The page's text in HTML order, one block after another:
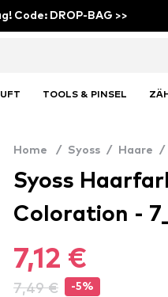
Code: DROP-BAG >>
TOOLS & PINSEL
Home / Syoss / Haare /
Syoss
Coloration -
7,12 €
7,49 € -5%